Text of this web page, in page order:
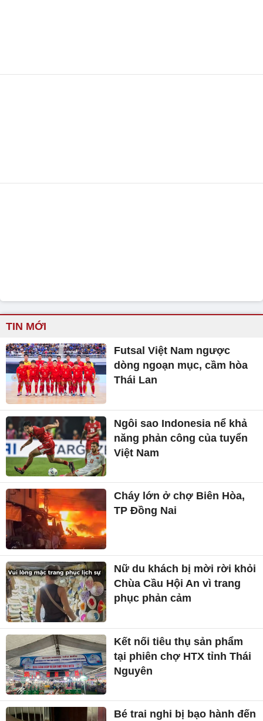
TIN MỚI
Futsal Việt Nam ngược
dòng ngoạn mục, cầm hòa
Thái Lan
Ngôi sao Indonesia nể khả
năng phản công của tuyển
Việt Nam
Cháy lớn ở chợ Biên Hòa,
TP Đồng Nai
Nữ du khách bị mời rời khỏi
Chùa Cầu Hội An vì trang
phục phản cảm
Kết nối tiêu thụ sản phẩm
tại phiên chợ HTX tỉnh Thái
Nguyên
Bé trai nghi bị bạo hành đến